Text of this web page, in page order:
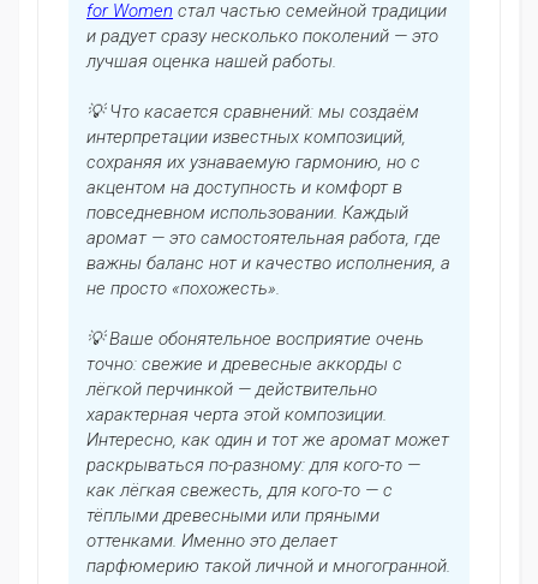
for Women стал частью семейной традиции
и радует сразу несколько поколений — это
лучшая оценка нашей работы.
💡 Что касается сравнений: мы создаём
интерпретации известных композиций,
сохраняя их узнаваемую гармонию, но с
акцентом на доступность и комфорт в
повседневном использовании. Каждый
аромат — это самостоятельная работа, где
важны баланс нот и качество исполнения, а
не просто «похожесть».
💡 Ваше обонятельное восприятие очень
точно: свежие и древесные аккорды с
лёгкой перчинкой — действительно
характерная черта этой композиции.
Интересно, как один и тот же аромат может
раскрываться по-разному: для кого-то —
как лёгкая свежесть, для кого-то — с
тёплыми древесными или пряными
оттенками. Именно это делает
парфюмерию такой личной и многогранной.